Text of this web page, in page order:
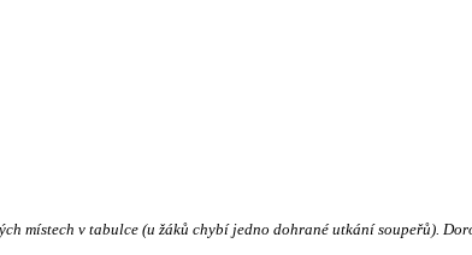
místech v tabulce (u žáků chybí jedno dohrané utkání soupeřů).